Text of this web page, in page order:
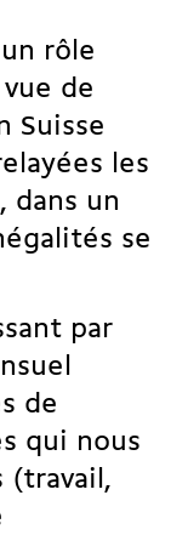
rôle
de
Suisse
les
dans un
se
par
de
qui nous
(travail,